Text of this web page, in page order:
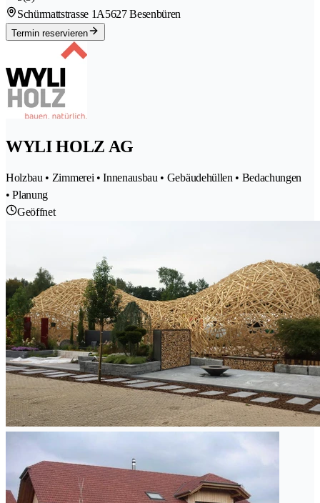
Schürmattstrasse 1A5627 Besenbüren
Termin reservieren
WYLI HOLZ AG
Holzbau • Zimmerei • Innenausbau • Gebäudehüllen • Bedachungen
• Planung
Geöffnet